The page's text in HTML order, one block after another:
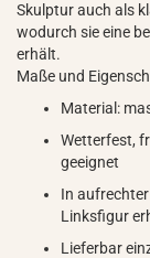
Skulptur auch als
wodurch sie eine
erhält.
Maße und
Material:
Wetterfest,
geeignet
In
Linksfigur
Lieferbar